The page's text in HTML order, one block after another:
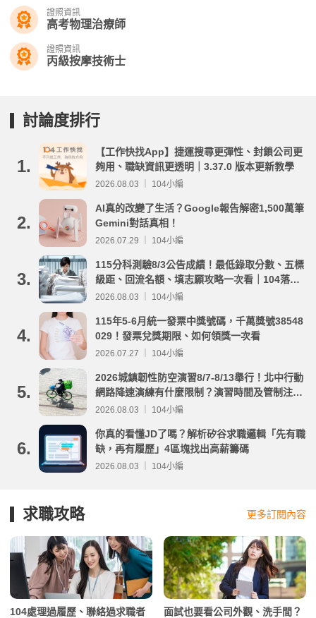
證照資訊
高考物理治療師
證照資訊
丙級按摩技術士
討論度排行
1.
【工作快找App】捷運搜尋更彈性、封鎖公司更
夠用、職缺資訊更透明｜3.37.0 版本更新教學
2026.08.03 ｜ 104小編
2.
AI真的改變了生活？Google報告解密1,500萬筆
Gemini對話真相！
2026.07.29 ｜ 104小編
3.
115分科測驗8/3公告成績！最低錄取分數、五標
級距、回流名額、填志願攻略一次看｜104落點
分析
2026.08.03 ｜ 104小編
4.
115年5-6月統一發票中獎號碼，千萬獎號38548
029！發票兌獎期限、如何領獎一次看
2026.07.27 ｜ 104小編
5.
2026城鎮韌性防空演習8/7-8/13舉行！北中行動
網路降速演練有什麼限制？演習時間及管制注意
事項整理
2026.08.03 ｜ 104小編
6.
你真的看懂JD了嗎？解析矽谷求職邏輯「先有職
缺，再有履歷」4區塊找出高薪籌碼
2026.08.03 ｜ 104小編
求職攻略 更多訂閱內容
104處理過履歷、聯絡過求職者
面試也要看公司外觀、洗手間？